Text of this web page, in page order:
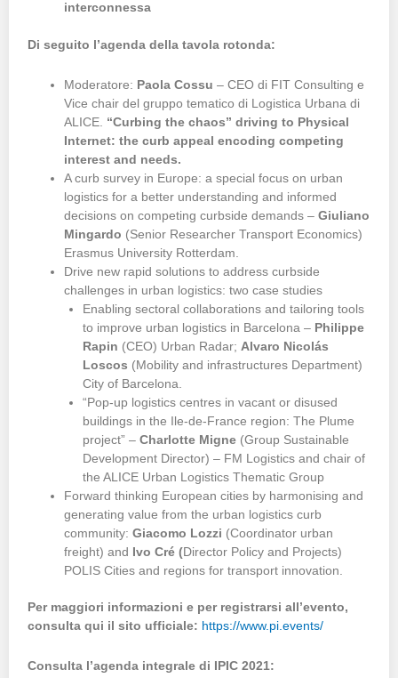
interconnessa
Di seguito l’agenda della tavola rotonda:
Moderatore: Paola Cossu – CEO di FIT Consulting e
Vice chair del gruppo tematico di Logistica Urbana di
ALICE. “Curbing the chaos” driving to Physical
Internet: the curb appeal encoding competing
interest and needs.
A curb survey in Europe: a special focus on urban
logistics for a better understanding and informed
decisions on competing curbside demands –Giuliano
Mingardo (Senior Researcher Transport Economics)
Erasmus University Rotterdam.
Drive new rapid solutions to address curbside
challenges in urban logistics: two case studies
Enabling sectoral collaborations and tailoring tools
to improve urban logistics in Barcelona – Philippe
Rapin (CEO) Urban Radar; Alvaro Nicolás
Loscos (Mobility and infrastructures Department)
City of Barcelona.
“Pop-up logistics centres in vacant or disused
buildings in the Ile-de-France region: The Plume
project” – Charlotte Migne(Group Sustainable
Development Director) – FM Logistics and chair of
the ALICE Urban Logistics Thematic Group
Forward thinking European cities by harmonising and
generating value from the urban logistics curb
community:Giacomo Lozzi (Coordinator urban
freight) and
Ivo Cré (Director Policy and Projects)
POLIS Cities and regions for transport innovation.
Per maggiori informazioni e per registrarsi all’evento,
consulta qui il sito ufficiale: https://www.pi.events/
Consulta l’agenda integrale di IPIC 2021: